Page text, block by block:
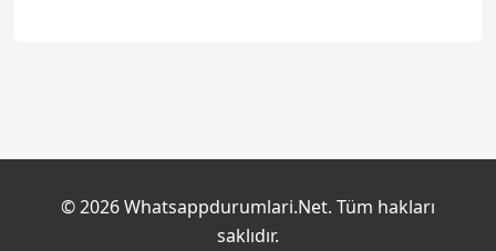
© 2026 Whatsappdurumlari.Net. Tüm hakları
saklıdır.